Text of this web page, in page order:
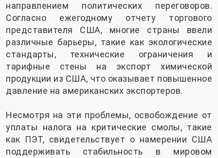
направлением политических переговоров.
Согласно ежегодному отчету торгового
представителя США, многие страны ввели
различные барьеры, такие как экологические
стандарты, технические ограничения и
тарифные стены на экспорт химической
продукции из США, что оказывает повышенное
давление на американских экспортеров.
Несмотря на эти проблемы, освобождение от
уплаты налога на критические смолы, такие
как ПЭТ, свидетельствует о намерении США
поддерживать стабильность в мировом